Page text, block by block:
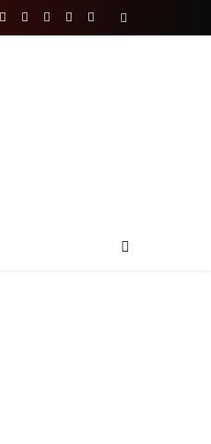
Facebook
X
Instagram
YouTube
TikTok